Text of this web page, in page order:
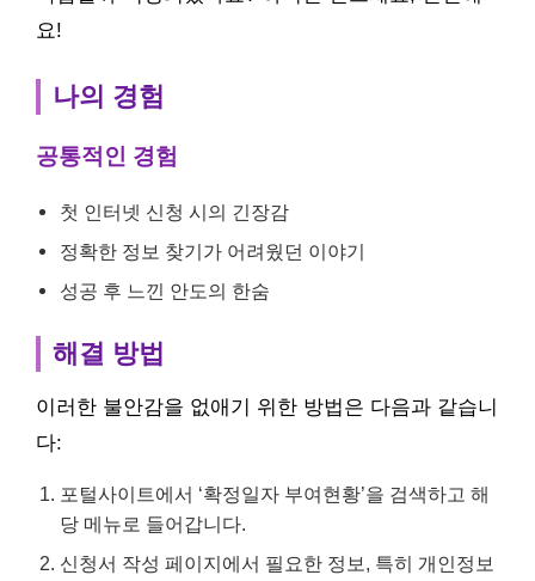
요!
나의 경험
공통적인 경험
첫 인터넷 신청 시의 긴장감
정확한 정보 찾기가 어려웠던 이야기
성공 후 느낀 안도의 한숨
해결 방법
이러한 불안감을 없애기 위한 방법은 다음과 같습니
다:
포털사이트에서 ‘확정일자 부여현황’을 검색하고 해
당 메뉴로 들어갑니다.
신청서 작성 페이지에서 필요한 정보, 특히 개인정보